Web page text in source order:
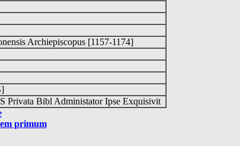
Archiepiscopus [1157-1174]
Privata Bibl Administator Ipse Exquisivit
primum